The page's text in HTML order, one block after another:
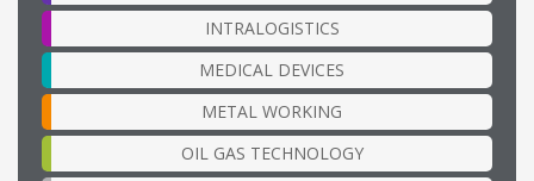
INTRALOGISTICS
MEDICAL DEVICES
METAL WORKING
OIL GAS TECHNOLOGY